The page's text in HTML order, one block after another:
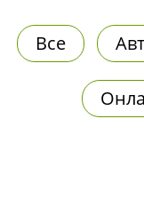
Все